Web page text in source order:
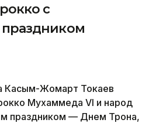
с
Касым-Жомарт Токаев
Мухаммеда VI и народ
праздником — Днем Трона,